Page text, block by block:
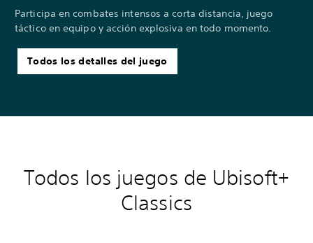
Participa en combates intensos a corta distancia, juego
táctico en equipo y acción explosiva en todo momento.
Todos los detalles del juego
Todos los juegos de Ubisoft+
Classics